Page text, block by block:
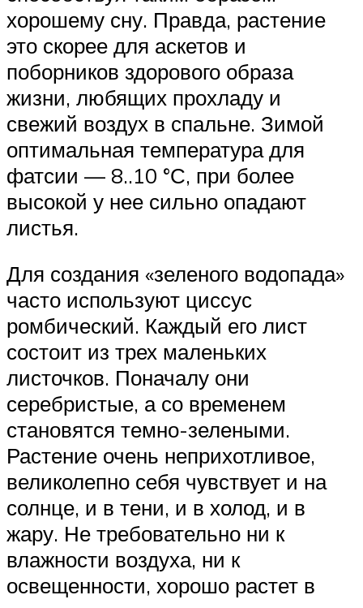
хорошему сну. Правда, растение
это скорее для аскетов и
поборников здорового образа
жизни, любящих прохладу и
свежий воздух в спальне. Зимой
оптимальная температура для
фатсии — 8..10 °С, при более
высокой у нее сильно опадают
листья.
Для создания «зеленого водопада»
часто используют циссус
ромбический. Каждый его лист
состоит из трех маленьких
листочков. Поначалу они
серебристые, а со временем
становятся темно-зелеными.
Растение очень неприхотливое,
великолепно себя чувствует и на
солнце, и в тени, и в холод, и в
жару. Не требовательно ни к
влажности воздуха, ни к
освещенности, хорошо растет в